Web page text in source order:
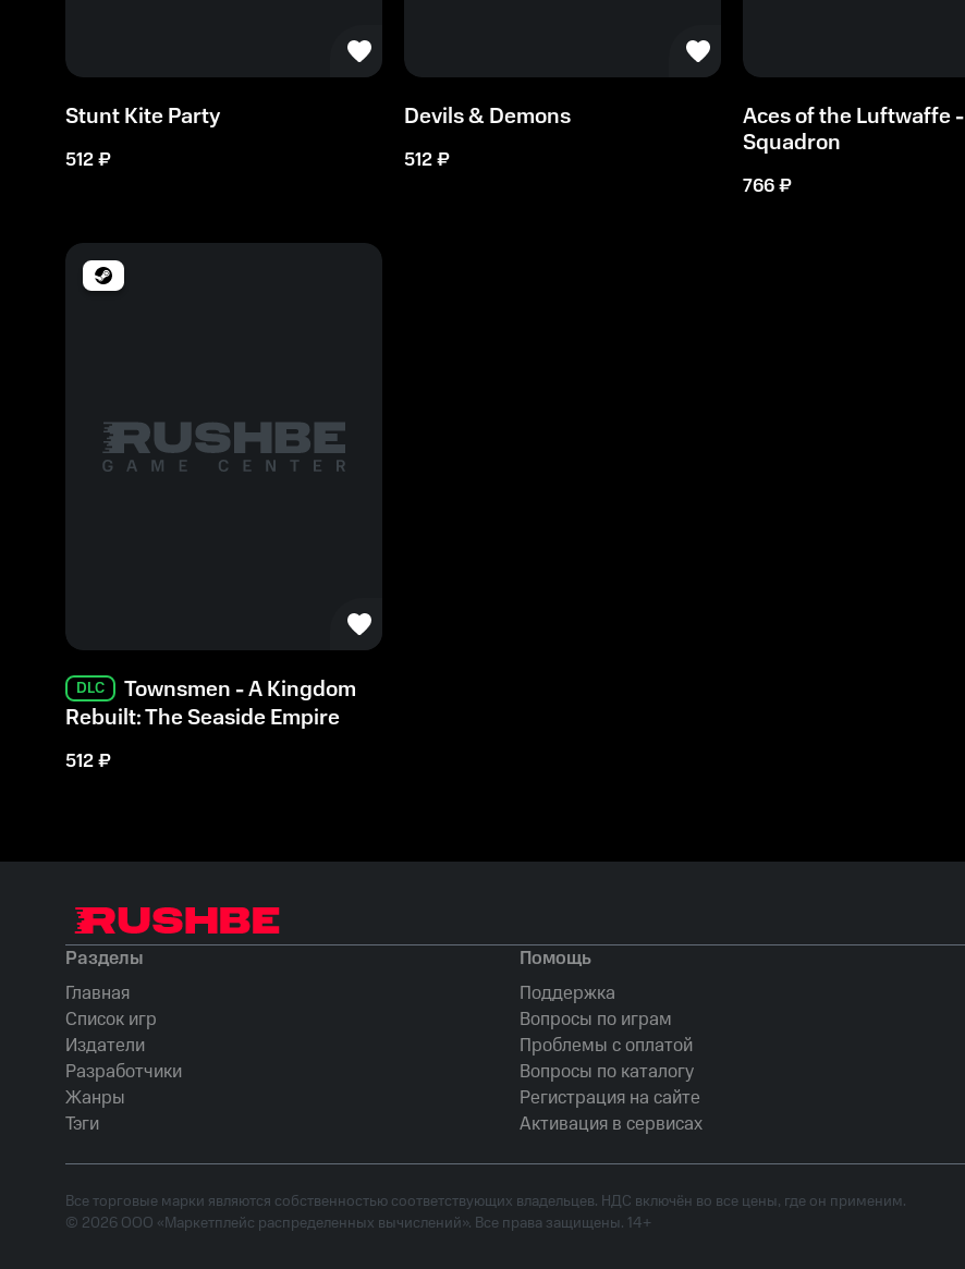
Stunt Kite Party
512₽
Devils & Demons
512₽
Aces of the Luftwaffe -
Squadron
766₽
DLC
Townsmen - A Kingdom
Rebuilt: The Seaside Empire
512₽
Разделы
Главная
Список игр
Издатели
Разработчики
Жанры
Тэги
Помощь
Поддержка
Вопросы по играм
Проблемы с оплатой
Вопросы по каталогу
Регистрация на сайте
Активация в сервисах
Все торговые марки являются собственностью соответствующих владельцев. НДС включён во все цены, где он применим.
© 2026 ООО «Маркетплейс распределенных вычислений». Все права защищены. 14+